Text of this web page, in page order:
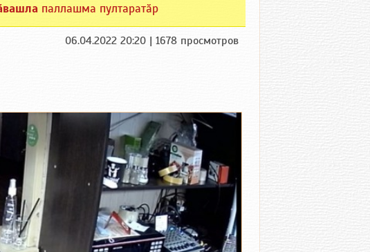
паллашма пултаратӑр
06.04.2022 20:20 | 1678 просмотров